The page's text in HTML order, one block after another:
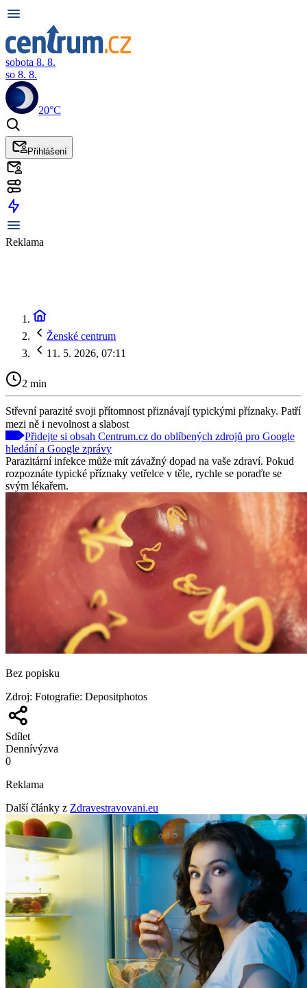
sobota 8. 8.
so 8. 8.
20°C
Přihlášení
Reklama
Ženské centrum
11. 5. 2026, 07:11
2 min
Střevní parazité svoji přítomnost přiznávají typickými příznaky. Patří
mezi ně i nevolnost a slabost
Přidejte si obsah Centrum.cz do oblíbených zdrojů pro Google
hledání a Google zprávy
Parazitární infekce může mít závažný dopad na vaše zdraví. Pokud
rozpoznáte typické příznaky vetřelce v těle, rychle se poraďte se
svým lékařem.
Bez popisku
Zdroj: Fotografie: Depositphotos
Sdílet
Dennívýzva
0
Reklama
Další články z Zdravestravovani.eu